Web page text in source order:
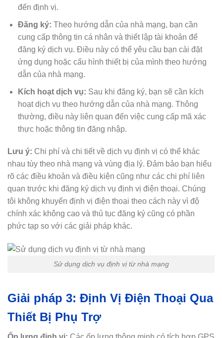
đến định vị.
Đăng ký: Theo hướng dẫn của nhà mạng, bạn cần
cung cấp thông tin cá nhân và thiết lập tài khoản để
đăng ký dịch vụ. Điều này có thể yêu cầu bạn cài đặt
ứng dụng hoặc cấu hình thiết bị của mình theo hướng
dẫn của nhà mạng.
Kích hoạt dịch vụ: Sau khi đăng ký, bạn sẽ cần kích
hoạt dịch vụ theo hướng dẫn của nhà mạng. Thông
thường, điều này liên quan đến việc cung cấp mã xác
thực hoặc thông tin đăng nhập.
Lưu ý: Chi phí và chi tiết về dịch vụ định vị có thể khác
nhau tùy theo nhà mạng và vùng địa lý. Đảm bảo bạn hiểu
rõ các điều khoản và điều kiện cũng như các chi phí liên
quan trước khi đăng ký dịch vụ định vị điện thoại. Chúng
tôi không khuyến định vị điện thoại theo cách này vì độ
chính xác không cao và thủ tục đăng ký cũng có phần
phức tạp so với các giải pháp khác.
Sử dụng dịch vụ định vị từ nhà mạng
Giải pháp 3: Định Vị Điện Thoại Qua
Thiết Bị Phụ Trợ